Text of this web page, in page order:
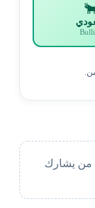
من يشارك